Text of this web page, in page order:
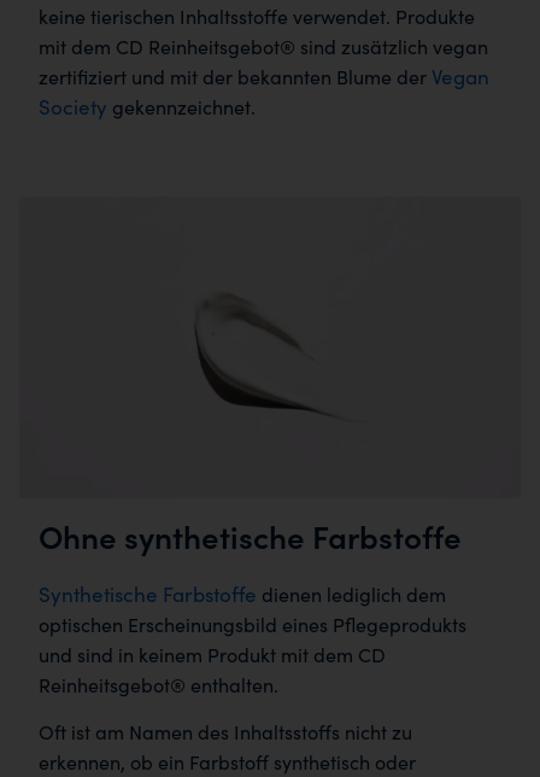
keine tierischen Inhaltsstoffe verwendet. Produkte
mit dem CD Reinheitsgebot® sind zusätzlich vegan
zertifiziert und mit der bekannten Blume der Vegan
Society gekennzeichnet.
Ohne synthetische Farbstoffe
Synthetische Farbstoffe dienen lediglich dem
optischen Erscheinungsbild eines Pflegeprodukts
und sind in keinem Produkt mit dem CD
Reinheitsgebot® enthalten.
Oft ist am Namen des Inhaltsstoffs nicht zu
erkennen, ob ein Farbstoff synthetisch oder